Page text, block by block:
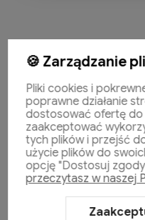
Pomoc
Moje konto
Płatności i dostawa
🍪 Zarządzanie
Pliki cookies i
poprawne działanie
dostosować ofertę do
zaakceptować
tych plików i przejść
użycie plików do
opcję "Dostosuj
przeczytasz w naszej